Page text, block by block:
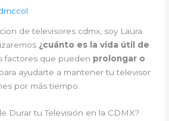
de televisores cdmx, soy Laura.
¿cuánto es la vida útil de
factores que pueden prolongar o
ayudarte a mantener tu televisor
por más tiempo.
Durar tu Televisión en la CDMX?